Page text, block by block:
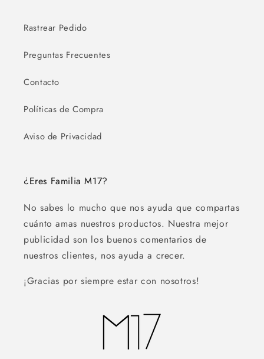
Rastrear Pedido
Preguntas Frecuentes
Contacto
Políticas de Compra
Aviso de Privacidad
¿Eres Familia M17?
No sabes lo mucho que nos ayuda que compartas
cuánto amas nuestros productos. Nuestra mejor
publicidad son los buenos comentarios de
nuestros clientes, nos ayuda a crecer.
¡Gracias por siempre estar con nosotros!